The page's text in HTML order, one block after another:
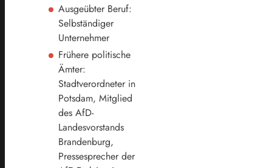
Ausgeübter Beruf:
Selbständiger
Unternehmer
Frühere politische
Ämter:
Stadtverordneter in
Potsdam, Mitglied
des AfD-
Landesvorstands
Brandenburg,
Pressesprecher der